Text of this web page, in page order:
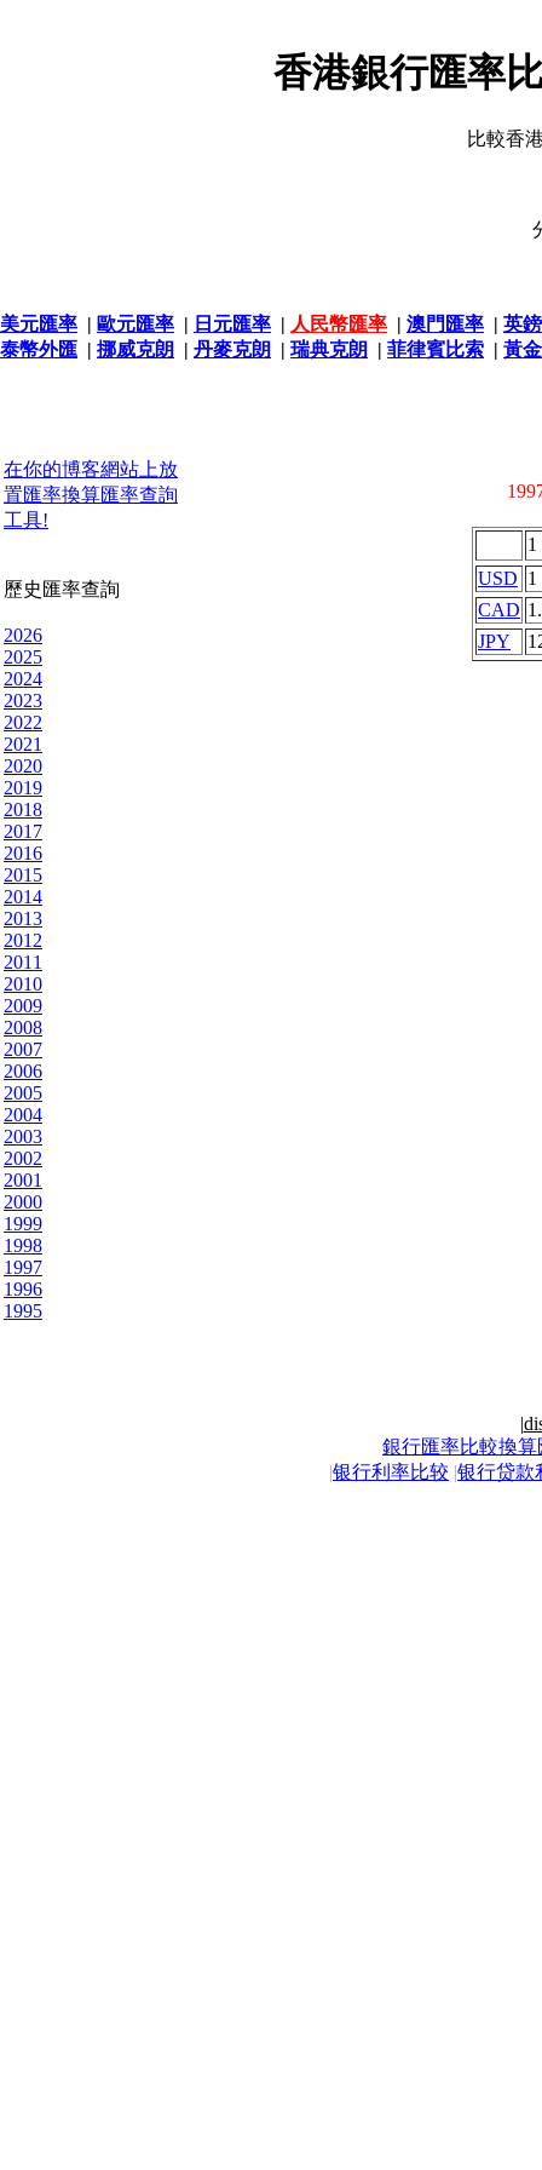
香港銀行匯率
比較香
美元匯率 | 歐元匯率 | 日元匯率 | 人民幣匯率 | 澳門匯率 | 英
泰幣外匯 | 挪威克朗 | 丹麥克朗 | 瑞典克朗 | 菲律賓比索 | 黃
在你的博客網站上放
置匯率換算匯率查詢
工具!
歷史匯率查詢
2026
2025
2024
2023
2022
2021
2020
2019
2018
2017
2016
2015
2014
2013
2012
2011
2010
2009
2008
2007
2006
2005
2004
2003
2002
2001
2000
1999
1998
1997
1996
1995
1
USD 1
CAD
JPY
|
銀行匯率比較換算
|银行利率比较 |银行贷款